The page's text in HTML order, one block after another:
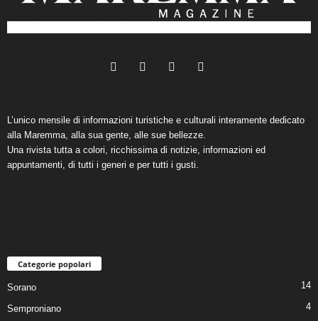
L’unico mensile di informazioni turistiche e culturali interamente dedicato
alla Maremma, alla sua gente, alle sue bellezze.
Una rivista tutta a colori, ricchissima di notizie, informazioni ed
appuntamenti, di tutti i generi e per tutti i gusti.
Categorie popolari
Sorano 14
Semproniano 4